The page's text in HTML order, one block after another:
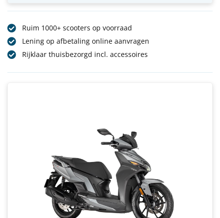
Ruim 1000+ scooters op voorraad
Lening op afbetaling online aanvragen
Rijklaar thuisbezorgd incl. accessoires